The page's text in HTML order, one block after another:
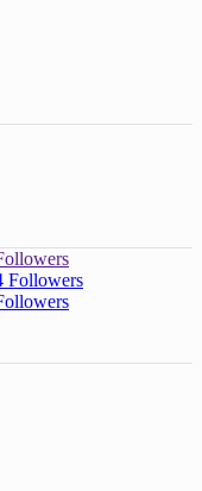
Followers